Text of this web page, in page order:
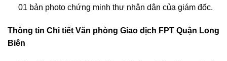
01 bản photo chứng minh thư nhân dân của giám đốc.
Thông tin Chi tiết Văn phòng Giao dịch FPT Quận Long
Biên